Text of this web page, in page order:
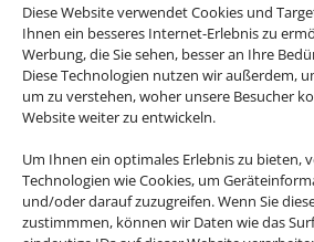
Diese Website verwendet Cookies und
Ihnen ein besseres Internet-Erlebnis zu
Werbung, die Sie sehen, besser an Ihre
Diese Technologien nutzen wir außerdem,
um zu verstehen, woher unsere Besucher
Website weiter zu entwickeln.
Um Ihnen ein optimales Erlebnis zu bieten,
Technologien wie Cookies, um
und/oder darauf zuzugreifen. Wenn Sie
zustimmmen, können wir Daten wie das